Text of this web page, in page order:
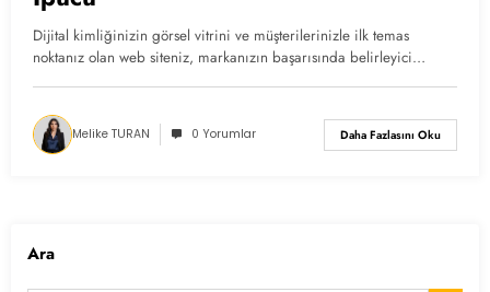
Dijital kimliğinizin görsel vitrini ve müşterilerinizle ilk temas
noktanız olan web siteniz, markanızın başarısında belirleyici…
Melike TURAN 0 Yorumlar Daha Fazlasını Oku
Ara